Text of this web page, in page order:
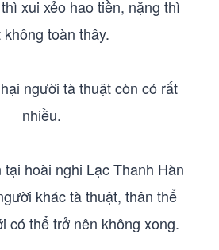
xui xẻo hao tiền, nặng thì
không toàn thây.
người tà thuật còn có rất
nhiều.
hoài nghi Lạc Thanh Hàn
khác tà thuật, thân thể
có thể trở nên không xong.